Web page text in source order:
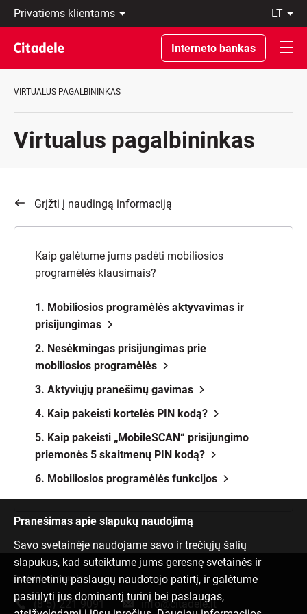
Privatiems
klientams
Verslo
klientams
Private
Apie
REWARDS
lt
LT
EN
Interneto bankas
VIRTUALUS PAGALBININKAS
Virtualus pagalbininkas
Grįžti į naudingą informaciją
Kaip galėtume jums padėti mobiliosios
programėlės klausimais?
1. Mobiliosios programėlės aktyvavimas ir
prisijungimas
2. Nesėkmingas prisijungimas prie
mobiliosios programėlės
3. Aktyviųjų pranešimų gavimas
4. Kaip pakeisti kortelės PIN kodą?
5. Kaip pakeisti „MobileSCAN“ prisijungimo
priemonės 5 skaitmenų PIN kodą?
6. Mobiliosios programėlės funkcijos
Pranešimas apie slapukų naudojimą
Savo svetainėje naudojame savo ir trečiųjų šalių
slapukus, kad suteiktume jums geresnę svetainės ir
internetinių paslaugų naudotojo patirtį, ir galėtume
pasiūlyti jus dominantį turinį bei paslaugas,
Susisiek su mumis
(8 5) 221 9091 info@citadele.lt